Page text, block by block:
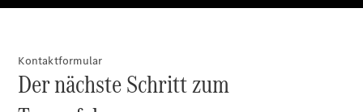
Kontaktformular
Der nächste Schritt zum